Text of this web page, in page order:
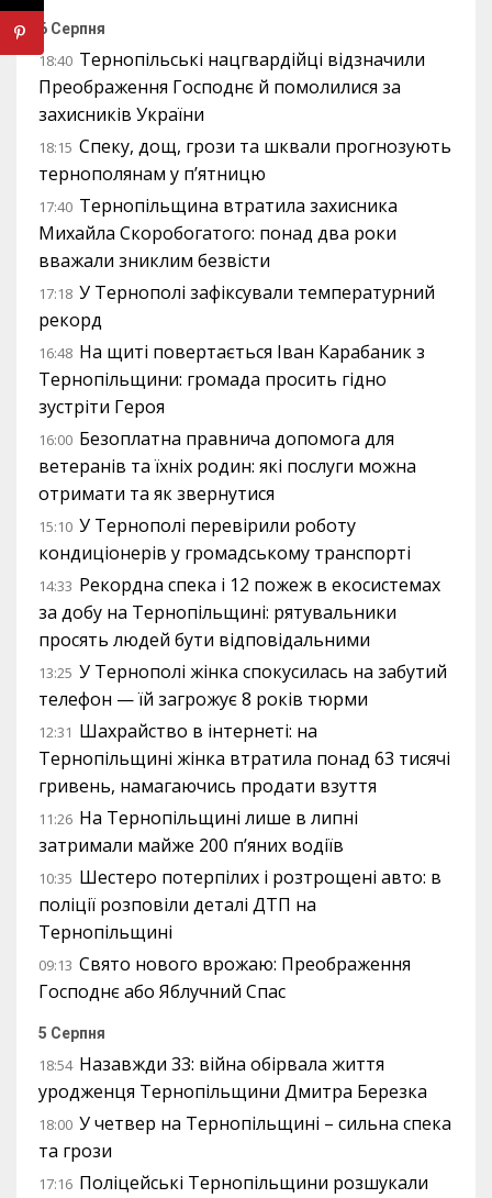
6 Серпня
18:40 Тернопільські нацгвардійці відзначили
Преображення Господнє й помолилися за
захисників України
18:15 Спеку, дощ, грози та шквали прогнозують
тернополянам у п’ятницю
17:40 Тернопільщина втратила захисника
Михайла Скоробогатого: понад два роки
вважали зниклим безвісти
17:18 У Тернополі зафіксували температурний
рекорд
16:48 На щиті повертається Іван Карабаник з
Тернопільщини: громада просить гідно
зустріти Героя
16:00 Безоплатна правнича допомога для
ветеранів та їхніх родин: які послуги можна
отримати та як звернутися
15:10 У Тернополі перевірили роботу
кондиціонерів у громадському транспорті
14:33 Рекордна спека і 12 пожеж в екосистемах
за добу на Тернопільщині: рятувальники
просять людей бути відповідальними
13:25 У Тернополі жінка спокусилась на забутий
телефон — їй загрожує 8 років тюрми
12:31 Шахрайство в інтернеті: на
Тернопільщині жінка втратила понад 63 тисячі
гривень, намагаючись продати взуття
11:26 На Тернопільщині лише в липні
затримали майже 200 п’яних водіїв
10:35 Шестеро потерпілих і розтрощені авто: в
поліції розповіли деталі ДТП на
Тернопільщині
09:13 Свято нового врожаю: Преображення
Господнє або Яблучний Спас
5 Серпня
18:54 Назавжди 33: війна обірвала життя
уродженця Тернопільщини Дмитра Березка
18:00 У четвер на Тернопільщині – сильна спека
та грози
17:16 Поліцейські Тернопільщини розшукали